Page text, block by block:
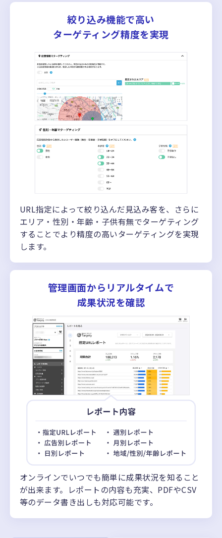
絞り込み機能で高い
ターゲティング精度を実現
URL指定によって絞り込んだ見込み客を、さらに
エリア・性別・年齢・子供有無でターゲティング
することでより精度の高いターゲティングを実現
します。
管理画面からリアルタイムで
成果状況を確認
オンラインでいつでも簡単に成果状況を知ること
が出来ます。レポートの内容も充実、PDFやCSV
等のデータ書き出しも対応可能です。